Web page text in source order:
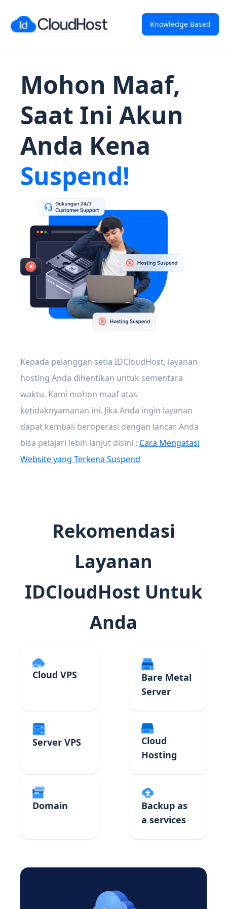
Knowledge Based
Mohon Maaf,
Saat Ini Akun
Anda Kena
Suspend!
Kepada pelanggan setia IDCloudHost, layanan
hosting Anda dihentikan untuk sementara
waktu. Kami mohon maaf atas
ketidaknyamanan ini. Jika Anda ingin layanan
dapat kembali beroperasi dengan lancar. Anda
bisa pelajari lebih lanjut disini : Cara Mengatasi
Website yang Terkena Suspend
Rekomendasi
Layanan
IDCloudHost Untuk
Anda
Cloud VPS
Bare Metal
Server
Server VPS
Cloud
Hosting
Domain
Backup as
a services